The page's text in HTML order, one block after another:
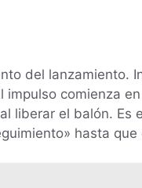
del lanzamiento.
comienza
liberar el balón. Es
hasta